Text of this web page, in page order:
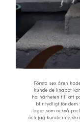
Första sex åren
kunde de knappt
ha närheten till att
blir tydligt för dem
lager som också
och jag kunde inte